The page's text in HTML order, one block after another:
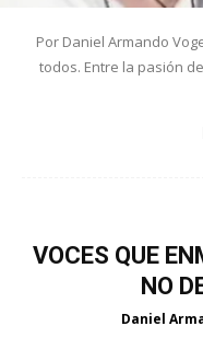
Por Daniel Armando
todos. Entre la pasión
VOCES QUE
NO
Daniel